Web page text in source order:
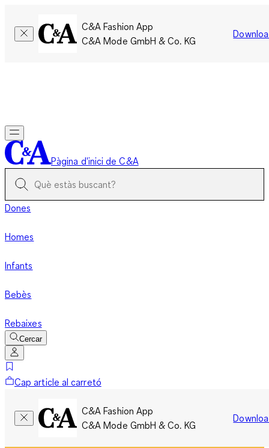
C&A Fashion App
C&A Mode GmbH & Co. KG
Pàgina d'inici de C&A
Dones
Homes
Infants
Bebès
Rebaixes
Cercar
Cap article al carretó
C&A Fashion App
C&A Mode GmbH & Co. KG